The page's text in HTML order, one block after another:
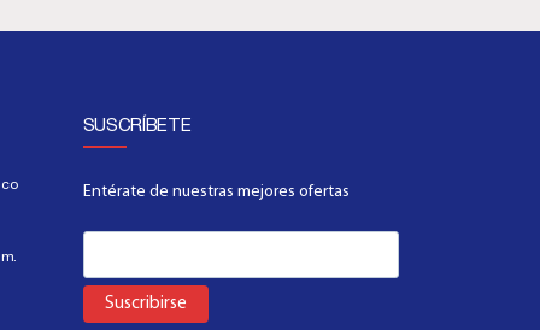
SUSCRÍBETE
Entérate de nuestras mejores ofertas
Suscribirse